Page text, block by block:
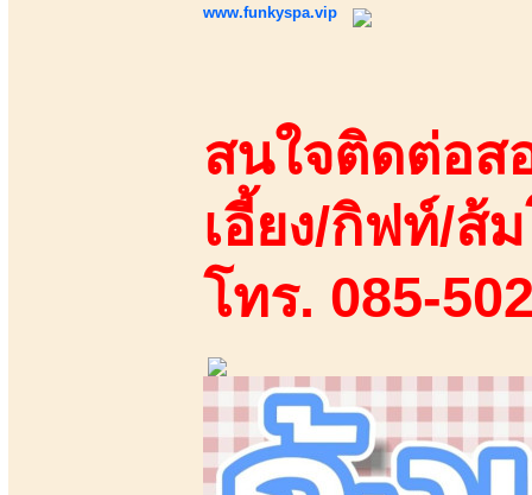
www.funkyspa.vip
สนใจติดต่อส
เอี้ยง/กิฟท์/ส้
โทร. 085-